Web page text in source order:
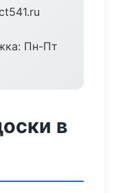
Пн-Пт
в